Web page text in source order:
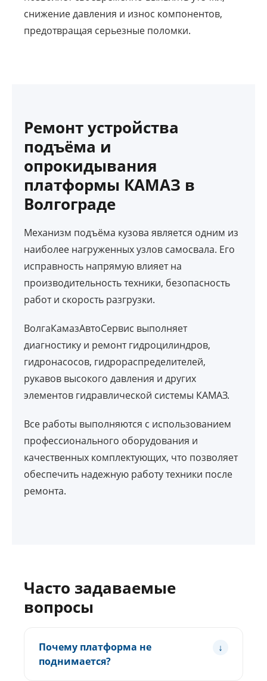
снижение давления и износ компонентов,
предотвращая серьезные поломки.
Ремонт устройства
подъёма и
опрокидывания
платформы КАМАЗ в
Волгограде
Механизм подъёма кузова является одним из
наиболее нагруженных узлов самосвала. Его
исправность напрямую влияет на
производительность техники, безопасность
работ и скорость разгрузки.
ВолгаКамазАвтоСервис выполняет
диагностику и ремонт гидроцилиндров,
гидронасосов, гидрораспределителей,
рукавов высокого давления и других
элементов гидравлической системы КАМАЗ.
Все работы выполняются с использованием
профессионального оборудования и
качественных комплектующих, что позволяет
обеспечить надежную работу техники после
ремонта.
Часто задаваемые
вопросы
Почему платформа не
поднимается?